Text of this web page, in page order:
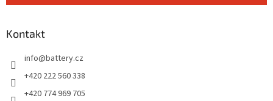
Kontakt
info@battery.cz
+420 222 560 338
+420 774 969 705